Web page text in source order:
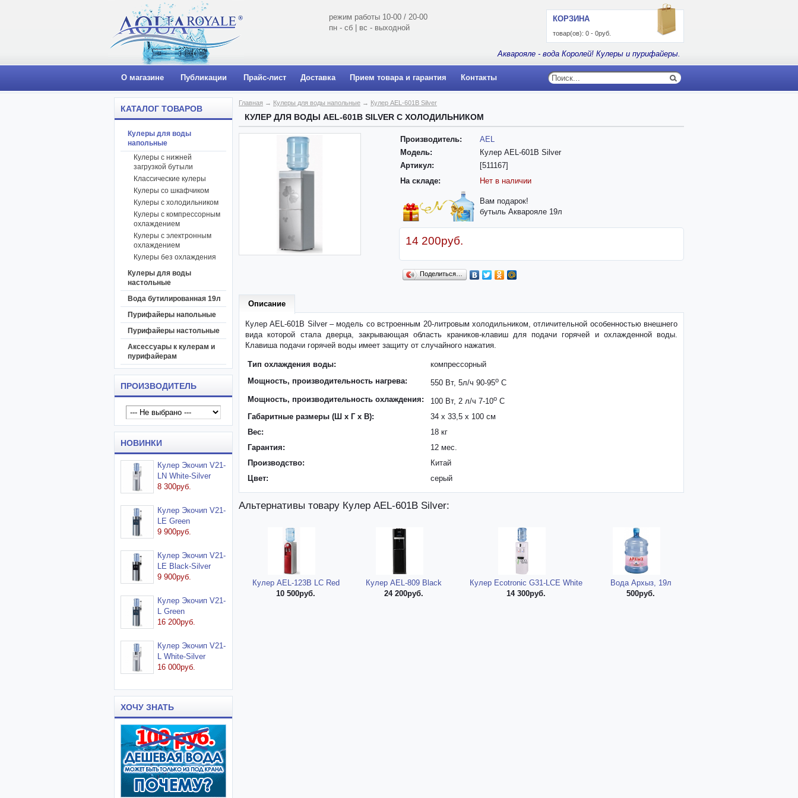
режим работы 10-00 / 20-00
пн - сб | вс - выходной
КОРЗИНА
товар(ов): 0 - 0руб.
Акварояле - вода Королей! Кулеры и пурифайеры.
О магазине Публикации Прайс-лист Доставка Прием товара и гарантия Контакты
КАТАЛОГ ТОВАРОВ
Кулеры для воды
напольные
Кулеры с нижней
загрузкой бутыли
Классические кулеры
Кулеры со шкафчиком
Кулеры с холодильником
Кулеры с компрессорным
охлаждением
Кулеры с электронным
охлаждением
Кулеры без охлаждения
Кулеры для воды
настольные
Вода бутилированная 19л
Пурифайеры напольные
Пурифайеры настольные
Аксессуары к кулерам и
пурифайерам
ПРОИЗВОДИТЕЛЬ
НОВИНКИ
Кулер Экочип V21-
LN White-Silver
8 300руб.
Кулер Экочип V21-
LE Green
9 900руб.
Кулер Экочип V21-
LE Black-Silver
9 900руб.
Кулер Экочип V21-
L Green
16 200руб.
Кулер Экочип V21-
L White-Silver
16 000руб.
ХОЧУ ЗНАТЬ
Главная → Кулеры для воды напольные → Кулер AEL-601B Silver
КУЛЕР ДЛЯ ВОДЫ AEL-601B SILVER С ХОЛОДИЛЬНИКОМ
Производитель:
AEL
Модель:
Кулер AEL-601B Silver
Артикул:
[511167]
На складе:
Нет в наличии
Вам подарок!
бутыль Акварояле 19л
14 200руб.
Поделиться…
Описание
Кулер AEL-601B Silver – модель со встроенным 20-литровым холодильником, отличительной особенностью внешнего
вида которой стала дверца, закрывающая область краников-клавиш для подачи горячей и охлажденной воды.
Клавиша подачи горячей воды имеет защиту от случайного нажатия.
Тип охлаждения воды:
компрессорный
Мощность, производительность нагрева:
550 Вт, 5л/ч 90-95o С
Мощность, производительность охлаждения:
100 Вт, 2 л/ч 7-10o C
Габаритные размеры (Ш x Г x В):
34 x 33,5 x 100 см
Вес:
18 кг
Гарантия:
12 мес.
Производство:
Китай
Цвет:
серый
Альтернативы товару Кулер AEL-601B Silver:
Кулер AEL-123B LC Red
10 500руб.
Кулер AEL-809 Black
24 200руб.
Кулер Ecotronic G31-LCE White
14 300руб.
Вода Архыз, 19л
500руб.